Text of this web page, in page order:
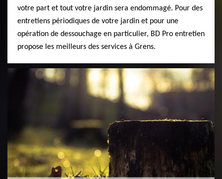
votre part et tout votre jardin sera endommagé. Pour des
entretiens périodiques de votre jardin et pour une
opération de dessouchage en particulier, BD Pro entretien
propose les meilleurs des services à Grens.